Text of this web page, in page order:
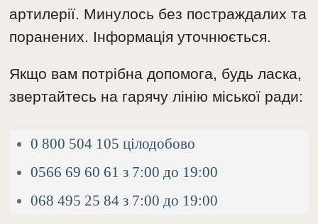
артилерії. Минулось без постраждалих та
поранених. Інформація уточнюється.
Якщо вам потрібна допомога, будь ласка,
звертайтесь на гарячу лінію міської ради:
0 800 504 105 цілодобово
0566 69 60 61 з 7:00 до 19:00
068 495 25 84 з 7:00 до 19:00